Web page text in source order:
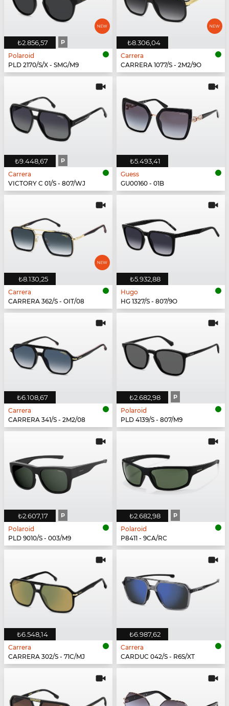
₺2.856,57 P
Polaroid
PLD 2170/S/X - SMG/M9
₺8.306,04
Carrera
CARRERA 1077/S - 2M2/9O
₺9.448,67 P
Carrera
VICTORY C 01/S - 807/WJ
₺5.493,41
Guess
GU00160 - 01B
₺8.130,25
Carrera
CARRERA 362/S - OIT/08
₺5.932,88
Hugo
HG 1327/S - 807/9O
₺6.108,67
Carrera
CARRERA 341/S - 2M2/08
₺2.682,98 P
Polaroid
PLD 4139/S - 807/M9
₺2.607,17 P
Polaroid
PLD 9010/S - 003/M9
₺2.682,98 P
Polaroid
P8411 - 9CA/RC
₺6.548,14
Carrera
CARRERA 302/S - 71C/MJ
₺6.987,62
Carrera
CARDUC 042/S - R6S/XT